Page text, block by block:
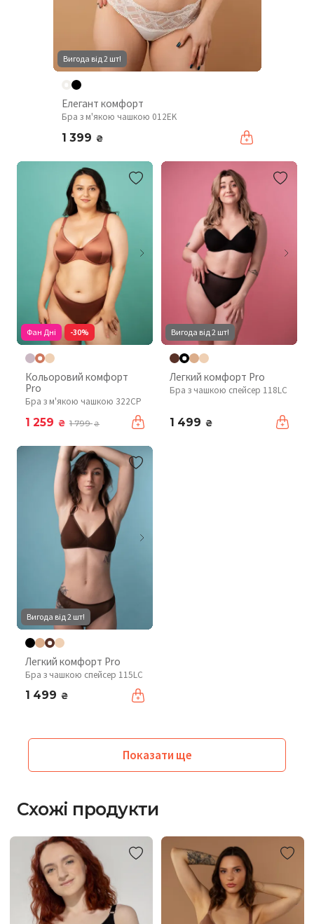
Вигода від 2 шт!
Елегант комфорт
Бра з м'якою чашкою 012EK
1 399 ₴
Фан Дні -30%
Кольоровий комфорт
Pro
Бра з м'якою чашкою 322CP
1 259 ₴ 1 799₴
Вигода від 2 шт!
Легкий комфорт Pro
Бра з чашкою спейсер 118LC
1 499 ₴
Вигода від 2 шт!
Легкий комфорт Pro
Бра з чашкою спейсер 115LC
1 499 ₴
Показати ще
Схожі продукти